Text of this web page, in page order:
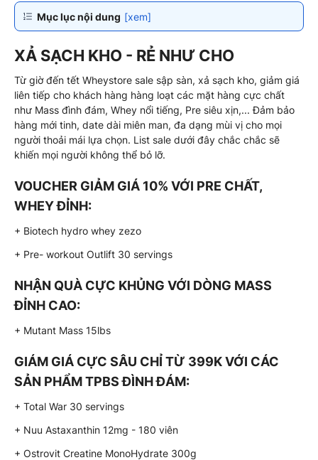
Mục lục nội dung [xem]
XẢ SẠCH KHO - RẺ NHƯ CHO
Từ giờ đến tết Wheystore sale sập sàn, xả sạch kho, giảm giá
liên tiếp cho khách hàng hàng loạt các mặt hàng cực chất
như Mass đình đám, Whey nổi tiếng, Pre siêu xịn,... Đảm bảo
hàng mới tinh, date dài miên man, đa dạng mùi vị cho mọi
người thoải mái lựa chọn. List sale dưới đây chắc chắc sẽ
khiến mọi người không thể bỏ lỡ.
VOUCHER GIẢM GIÁ 10% VỚI PRE CHẤT,
WHEY ĐỈNH:
+ Biotech hydro whey zezo
+ Pre- workout Outlift 30 servings
NHẬN QUÀ CỰC KHỦNG VỚI DÒNG MASS
ĐỈNH CAO:
+ Mutant Mass 15lbs
GIÁM GIÁ CỰC SÂU CHỈ TỪ 399K VỚI CÁC
SẢN PHẨM TPBS ĐÌNH ĐÁM:
+ Total War 30 servings
+ Nuu Astaxanthin 12mg - 180 viên
+ Ostrovit Creatine MonoHydrate 300g